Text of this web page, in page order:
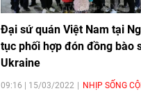
Đại sứ quán Việt Nam tại
tục phối hợp đón đồng bào
Ukraine
09:16 | 15/03/2022 NHỊP SỐNG